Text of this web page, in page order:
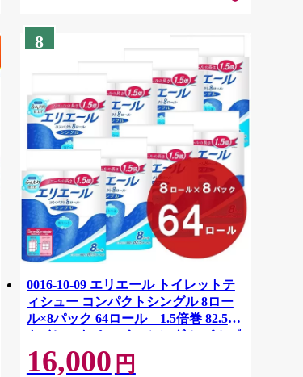
8
0016-10-09 エリエール トイレットテ
ィシュー コンパクトシングル 8ロー
ル×8パック 64ロール 1.5倍巻 82.5m
トイレットペーパー シングル パルプ
100％ 香りつき 日用品 消耗品 備蓄
16,000 円